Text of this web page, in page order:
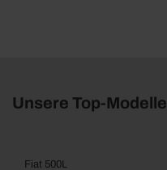
Unsere Top-Modelle
Fiat 500L